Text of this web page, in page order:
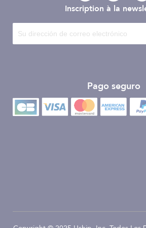
Inscription à la
Pago seguro